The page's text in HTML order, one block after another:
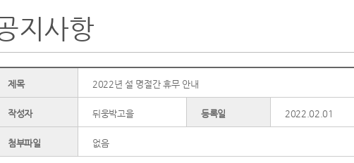
지사항
제목 2022년 설 명절간 휴무 안내
작성자 뒤웅박고을 등록일 2022.02.01
첨부파일 없음